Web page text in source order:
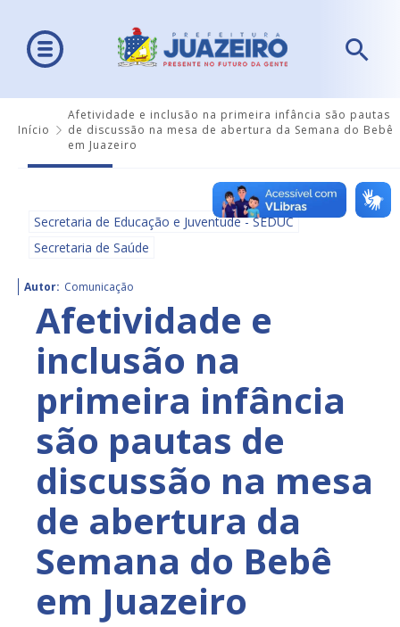
Início
Afetividade e inclusão na primeira infância são pautas
de discussão na mesa de abertura da Semana do Bebê
em Juazeiro
Secretaria de Educação e Juventude - SEDUC
Secretaria de Saúde
Autor: Comunicação
Afetividade e
inclusão na
primeira infância
são pautas de
discussão na mesa
de abertura da
Semana do Bebê
em Juazeiro